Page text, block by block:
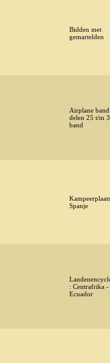
Bidden met
gemartelden
Airplane
delen 25 t/m
band
Spanje
: Centrafrika -
Ecuador